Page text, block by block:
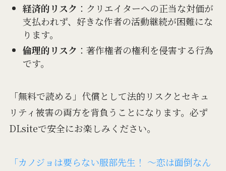
経済的リスク ：クリエイターへの正当な対価が
支払われず、好きな作者の活動継続が困難にな
ります。
倫理的リスク ：著作権者の権利を侵害する行為
です。
「無料で読める」代償として法的リスクとセキュ
リティ被害の両方を背負うことになります。必ず
DLsiteで安全にお楽しみください。
「カノジョは要らない服部先生！ ～恋は面倒なん